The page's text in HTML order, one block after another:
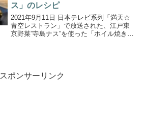
ス」のレシピ
2021年9月11日 日本テレビ系列「満天☆
青空レストラン」で放送された、江戸東
京野菜”寺島ナス”を使った「ホイル焼き」
スポンサーリンク